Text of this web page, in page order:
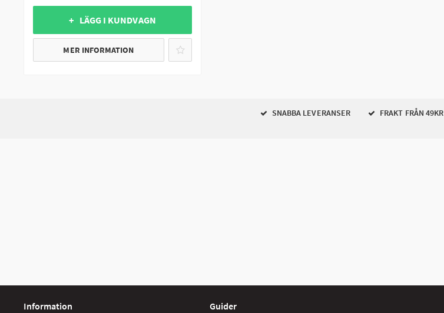
+ LÄGG I KUNDVAGN
MER INFORMATION
SNABBA LEVERANSER FRAKT FRÅN 49KR
Information Guider